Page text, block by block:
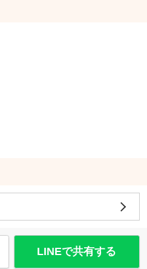
LINEで共有する